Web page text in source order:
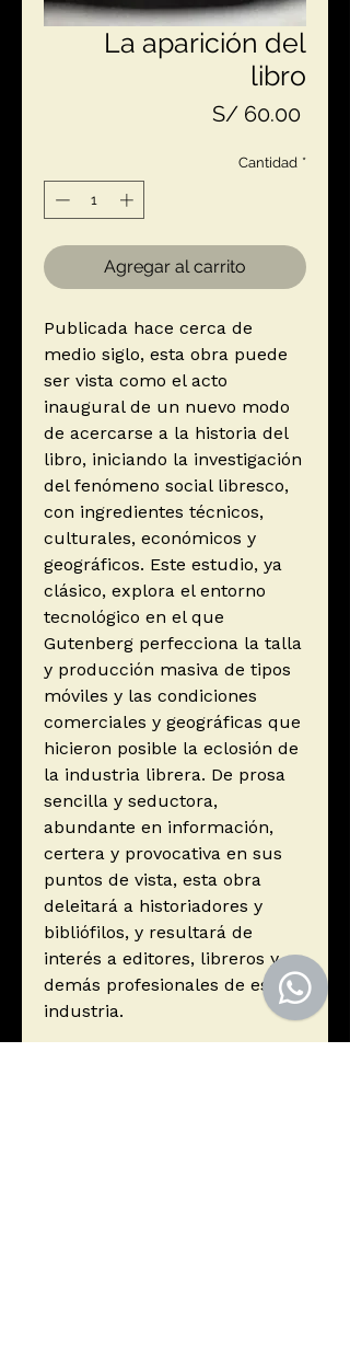
La aparición del
libro
S/ 60.00Precio
Cantidad *
Agregar al carrito
Publicada hace cerca de
medio siglo, esta obra puede
ser vista como el acto
inaugural de un nuevo modo
de acercarse a la historia del
libro, iniciando la investigación
del fenómeno social libresco,
con ingredientes técnicos,
culturales, económicos y
geográficos. Este estudio, ya
clásico, explora el entorno
tecnológico en el que
Gutenberg perfecciona la talla
y producción masiva de tipos
móviles y las condiciones
comerciales y geográficas que
hicieron posible la eclosión de
la industria librera. De prosa
sencilla y seductora,
abundante en información,
certera y provocativa en sus
puntos de vista, esta obra
deleitará a historiadores y
bibliófilos, y resultará de
interés a editores, libreros y
demás profesionales de esta
industria.